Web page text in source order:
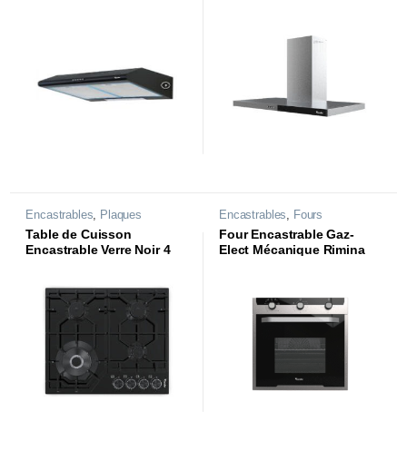
Encastrables, Plaques
Table de Cuisson
Encastrable Verre Noir 4
Encastrables, Fours
Four Encastrable Gaz-
Elect Mécanique Rimina